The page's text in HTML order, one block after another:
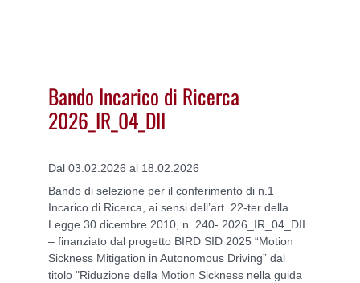
Bando Incarico di Ricerca
2026_IR_04_DII
Dal 03.02.2026 al 18.02.2026
Bando di selezione per il conferimento di n.1
Incarico di Ricerca, ai sensi dell’art. 22-ter della
Legge 30 dicembre 2010, n. 240- 2026_IR_04_DII
– finanziato dal progetto BIRD SID 2025 “Motion
Sickness Mitigation in Autonomous Driving” dal
titolo "Riduzione della Motion Sickness nella guida